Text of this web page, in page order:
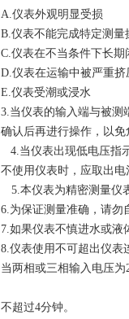
A.仪表外观明显受损
B.仪表不能完成特定测量
C.仪表在不当条件下长期
D.仪表在运输中被严重挤
E.仪表受潮或浸水
3.当仪表的输入端与被测
确认后再进行操作，以免
4.当仪表出现低电压指
不使用仪表时，应取出
5.本仪表为精密测量仪
6.为保证测量准确，请勿
7.如果仪表不慎进水或液
8.仪表使用不可超出仪表
当两相或三相输入电压为
不超过4分钟。